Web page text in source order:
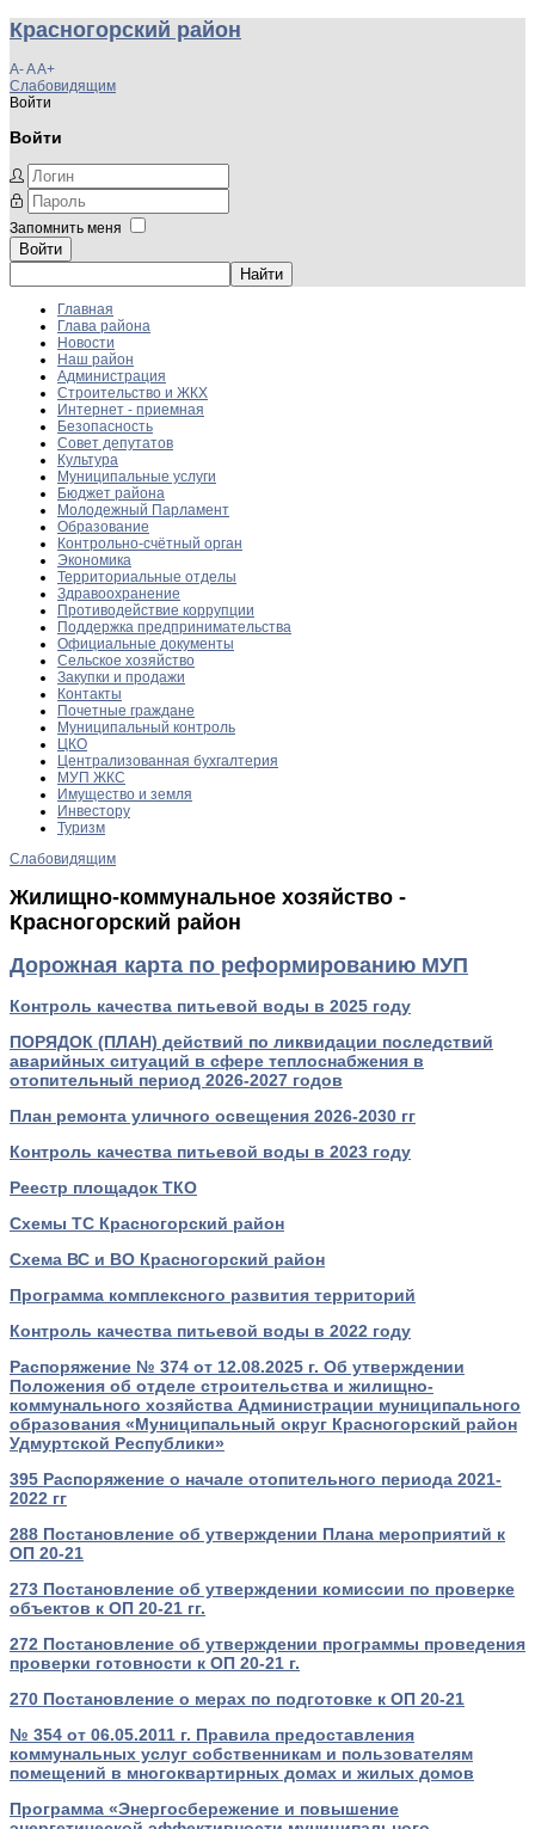
Красногорский район
A-AA+
Слабовидящим
Войти
Войти
Запомнить меня
Войти
Главная
Глава района
Новости
Наш район
Администрация
Строительство и ЖКХ
Интернет - приемная
Безопасность
Совет депутатов
Культура
Муниципальные услуги
Бюджет района
Молодежный Парламент
Образование
Контрольно-счётный орган
Экономика
Территориальные отделы
Здравоохранение
Противодействие коррупции
Поддержка предпринимательства
Официальные документы
Сельское хозяйство
Закупки и продажи
Контакты
Почетные граждане
Муниципальный контроль
ЦКО
Централизованная бухгалтерия
МУП ЖКС
Имущество и земля
Инвестору
Туризм
Слабовидящим
Жилищно-коммунальное хозяйство -
Красногорский район
Дорожная карта по реформированию МУП
Контроль качества питьевой воды в 2025 году
ПОРЯДОК (ПЛАН) действий по ликвидации последствий
аварийных ситуаций в сфере теплоснабжения в
отопительный период 2026-2027 годов
План ремонта уличного освещения 2026-2030 гг
Контроль качества питьевой воды в 2023 году
Реестр площадок ТКО
Схемы ТС Красногорский район
Схема ВС и ВО Красногорский район
Программа комплексного развития территорий
Контроль качества питьевой воды в 2022 году
Распоряжение № 374 от 12.08.2025 г. Об утверждении
Положения об отделе строительства и жилищно-
коммунального хозяйства Администрации муниципального
образования «Муниципальный округ Красногорский район
Удмуртской Республики»
395 Распоряжение о начале отопительного периода 2021-
2022 гг
288 Постановление об утверждении Плана мероприятий к
ОП 20-21
273 Постановление об утверждении комиссии по проверке
объектов к ОП 20-21 гг.
272 Постановление об утверждении программы проведения
проверки готовности к ОП 20-21 г.
270 Постановление о мерах по подготовке к ОП 20-21
№ 354 от 06.05.2011 г. Правила предоставления
коммунальных услуг собственникам и пользователям
помещений в многоквартирных домах и жилых домов
Программа «Энергосбережение и повышение